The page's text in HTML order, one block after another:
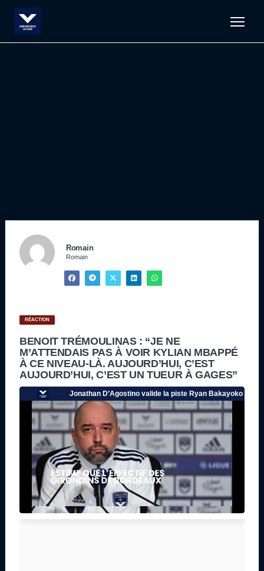
Romain
Romain
RÉACTION
BENOIT TRÉMOULINAS : “JE NE
M’ATTENDAIS PAS À VOIR KYLIAN MBAPPÉ
À CE NIVEAU-LÀ. AUJOURD’HUI, C’EST
AUJOURD’HUI, C’EST UN TUEUR À GAGES”